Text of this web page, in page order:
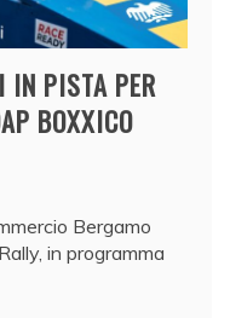
IN PISTA PER
BOXXICO
Bergamo
in programma